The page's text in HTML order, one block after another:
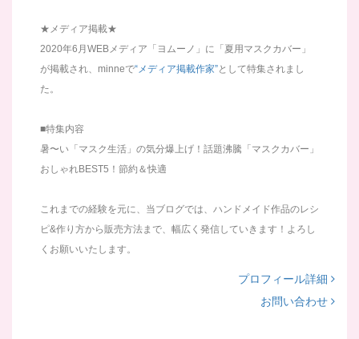
★メディア掲載★
2020年6月WEBメディア「ヨムーノ」に「夏用マスクカバー」
が掲載され、minneで“メディア掲載作家”として特集されまし
た。
■特集内容
暑〜い「マスク生活」の気分爆上げ！話題沸騰「マスクカバー」
おしゃれBEST5！節約＆快適
これまでの経験を元に、当ブログでは、ハンドメイド作品のレシ
ピ&作り方から販売方法まで、幅広く発信していきます！よろし
くお願いいたします。
プロフィール詳細
お問い合わせ